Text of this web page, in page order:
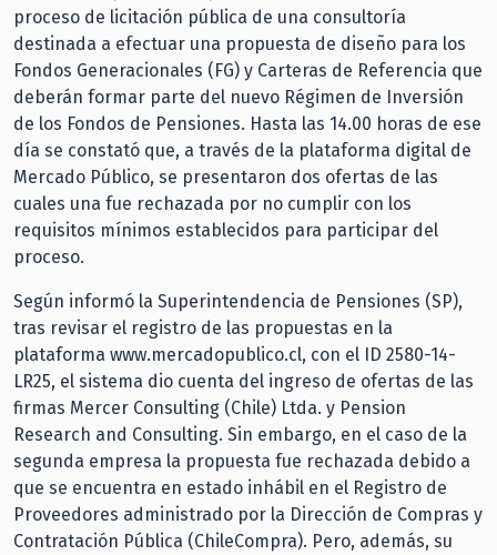
proceso de licitación pública de una consultoría
destinada a efectuar una propuesta de diseño para los
Fondos Generacionales (FG) y Carteras de Referencia que
deberán formar parte del nuevo Régimen de Inversión
de los Fondos de Pensiones. Hasta las 14.00 horas de ese
día se constató que, a través de la plataforma digital de
Mercado Público, se presentaron dos ofertas de las
cuales una fue rechazada por no cumplir con los
requisitos mínimos establecidos para participar del
proceso.
Según informó la Superintendencia de Pensiones (SP),
tras revisar el registro de las propuestas en la
plataforma www.mercadopublico.cl, con el ID 2580-14-
LR25, el sistema dio cuenta del ingreso de ofertas de las
firmas Mercer Consulting (Chile) Ltda. y Pension
Research and Consulting. Sin embargo, en el caso de la
segunda empresa la propuesta fue rechazada debido a
que se encuentra en estado inhábil en el Registro de
Proveedores administrado por la Dirección de Compras y
Contratación Pública (ChileCompra). Pero, además, su